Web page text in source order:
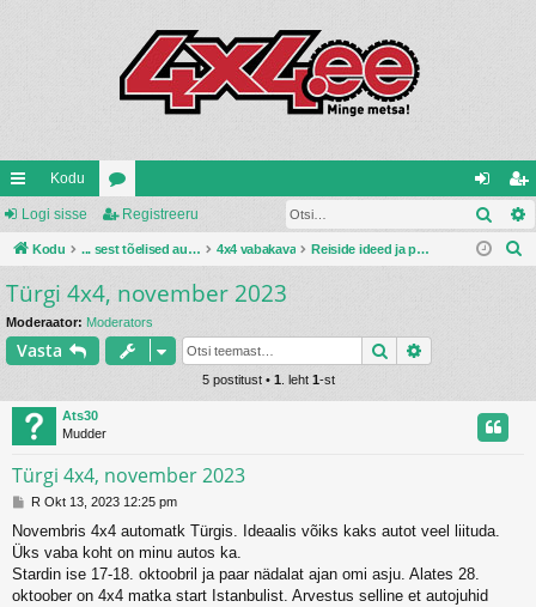
iirl
in
gi
d
Kodu
oo
ru
mi
d
og
i
eg
ist
Logi sisse Registreeru Otsi
Kodu ... sest tõelised autod ehitatakse ise ... 4x4 vabakava Reiside ideed ja planeerimised
Türgi 4x4, november 2023
Moderaator: Moderators
Vasta Otsi
5 postitust • 1. leht 1-st
Ats30
Mudder
Türgi 4x4, november 2023
P
s
t
i
t
R Okt 13, 2023 12:25 pm
Novembris 4x4 automatk Türgis. Ideaalis võiks kaks autot veel liituda.
Üks vaba koht on minu autos ka.
Stardin ise 17-18. oktoobril ja paar nädalat ajan omi asju. Alates 28.
oktoober on 4x4 matka start Istanbulist. Arvestus selline et autojuhid